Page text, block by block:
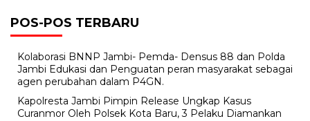
POS-POS TERBARU
Kolaborasi BNNP Jambi- Pemda- Densus 88 dan Polda
Jambi Edukasi dan Penguatan peran masyarakat sebagai
agen perubahan dalam P4GN.
Kapolresta Jambi Pimpin Release Ungkap Kasus
Curanmor Oleh Polsek Kota Baru, 3 Pelaku Diamankan